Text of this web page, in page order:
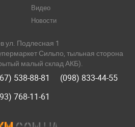
Видео
Новости
ул. Подлесная 1
Сильпо, тыльная сторона
малый склад АКБ).
538-88-81
(098) 833-44-55
768-11-61